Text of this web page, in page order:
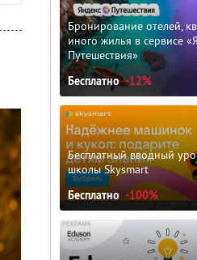
Бронирование отелей,
иного жилья в сервисе
Путешествия»
Бесплатно -12%
Бесплатный вводный
школы Skysmart
Бесплатно -100%